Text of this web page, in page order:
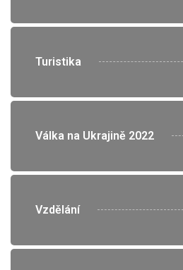
Turistika
Válka na Ukrajině 2022
Vzdělání